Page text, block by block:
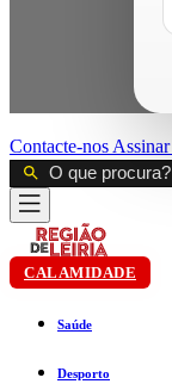
Contacte-nos Assinar
CALAMIDADE
Saúde
Desporto